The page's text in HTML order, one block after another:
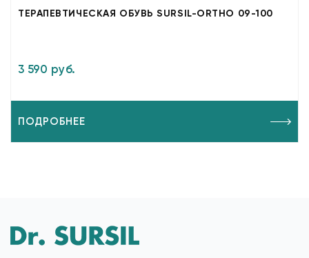
ТЕРАПЕВТИЧЕСКАЯ ОБУВЬ SURSIL-ORTHO 09-100
3 590 руб.
ПОДРОБНЕЕ